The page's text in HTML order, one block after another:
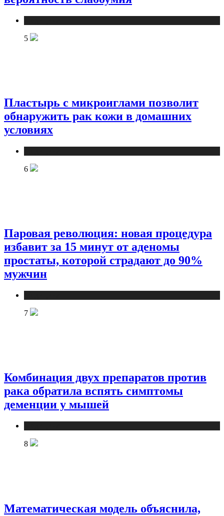
5
Пластырь с микроиглами позволит
обнаружить рак кожи в домашних
условиях
6
Паровая революция: новая процедура
избавит за 15 минут от аденомы
простаты, которой страдают до 90%
мужчин
7
Комбинация двух препаратов против
рака обратила вспять симптомы
деменции у мышей
8
Математическая модель объяснила,